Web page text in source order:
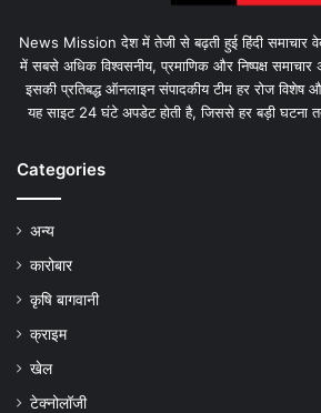
News Mission देश में तेजी से बढ़ती हुई हिंदी समाचार
में सबसे अधिक विश्वसनीय, प्रमाणिक और निष्पक्ष समाचार
इसकी प्रतिबद्ध ऑनलाइन संपादकीय टीम हर रोज विशेष
यह साइट 24 घंटे अपडेट होती है, जिससे हर बड़ी घटना
Categories
अन्य
कारोबार
कृषि बागवानी
क्राइम
खेल
टेक्नोलॉजी